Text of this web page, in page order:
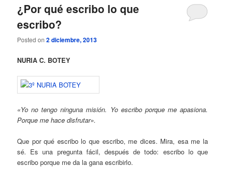
¿Por qué escribo lo que
escribo?
Posted on2 diciembre, 2013
NURIA C. BOTEY
«Yo no tengo ninguna misión. Yo escribo porque me apasiona.
Porque me hace disfrutar».
Que por qué escribo lo que escribo, me dices. Mira, esa me la
sé. Es una pregunta fácil, después de todo: escribo lo que
escribo porque me da la gana escribirlo.